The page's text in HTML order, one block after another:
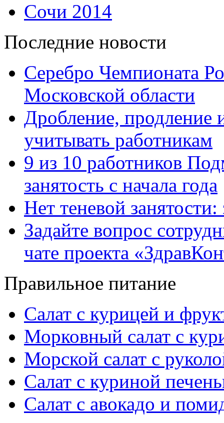
Сочи 2014
Последние новости
Серебро Чемпионата
Московской области
Дробление, продление
учитывать работникам
9 из 10 работников
занятость с начала года
Нет теневой
Задайте вопрос
чате проекта
Правильное питание
Салат с курицей и
Морковный салат с
Морской салат с
Салат с куриной
Салат с авокадо и